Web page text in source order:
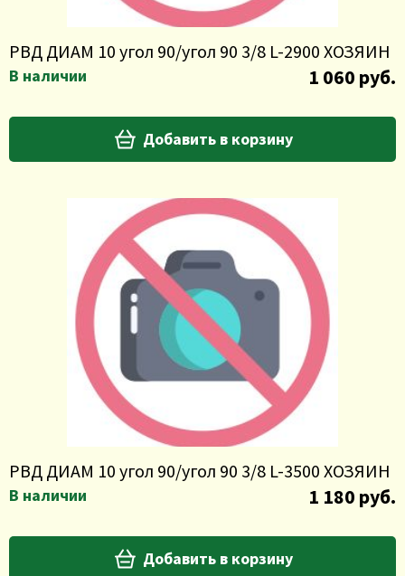
РВД ДИАМ 10 угол 90/угол 90 3/8 L-2900 ХОЗЯИН
В наличии 1 060 руб.
Добавить в корзину
РВД ДИАМ 10 угол 90/угол 90 3/8 L-3500 ХОЗЯИН
В наличии 1 180 руб.
Добавить в корзину